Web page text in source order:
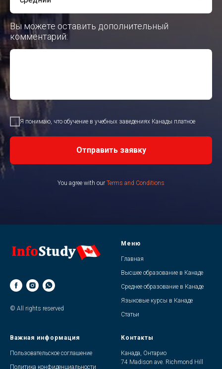
Вы можете оставить дополнительный
комментарий:
Я понимаю, что обучение в учебных заведениях Канады платное
Отправить заявку
You agree with our Terms and Conditions
© All rights reserved
Меню
Главная
Высшее образование в Канаде
Среднее образование в Канаде
Языковые курсы в Канаде
Статьи
Важная информация
Пользовательское соглашение
Политика конфиденциальности
Контакты
Канада, Онтарио
74 Madison ave. Richmond Hill